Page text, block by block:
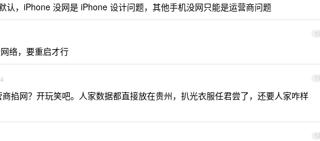
认，iPhone 没网是 iPhone 设计问题，其他手机没网只能是运营商问题
10
络，要重启才行
11
掐网？开玩笑吧。人家数据都直接放在贵州，扒光衣服任君尝了，还要人家咋样
12